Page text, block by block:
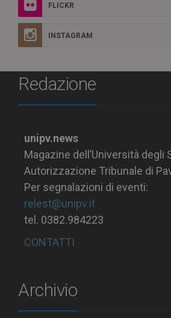
FLICKR
INSTAGRAM
Redazione
unipv.news
Magazine dell’Università degli
Autorizzazione Tribunale di
Per segnalazioni di eventi:
relest@unipv.it
tel. 0382.984223
CONTATTI
Archivio